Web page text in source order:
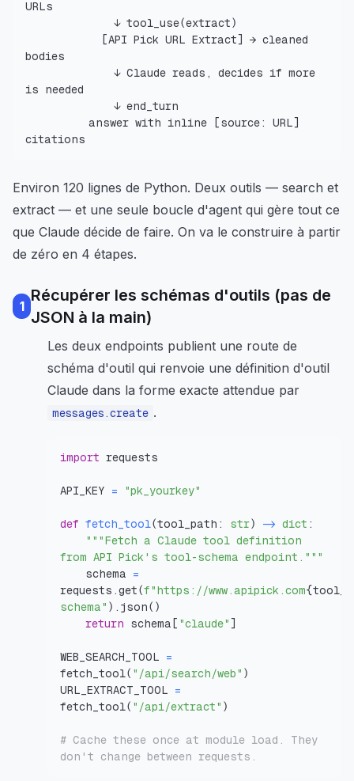
citations
Environ 120 lignes de Python. Deux outils — search et
extract — et une seule boucle d'agent qui gère tout ce
que Claude décide de faire. On va le construire à partir
de zéro en 4 étapes.
1
Récupérer les schémas d'outils (pas de
JSON à la main)
Les deux endpoints publient une route de
schéma d'outil qui renvoie une définition d'outil
Claude dans la forme exacte attendue par
messages.create .
import
API_KEY = "pk_yourkey"
def fetch_tool(tool_path : str) - dict :
"""Fetch a Claude tool definition
from API Pick's tool-schema endpoint."""
    schema
=
requests .get(f"https://www.apipick.com{
schema" ) . json( )
return schema [ "claude" ]
WEB_SEARCH_TOOL =
fetch_tool( "/api/search/web" )
URL_EXTRACT_TOOL =
fetch_tool( "/api/extract" )
# Cache these once at module load. They
don't change between requests.